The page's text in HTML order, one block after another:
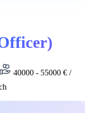
40000 - 55000 € /